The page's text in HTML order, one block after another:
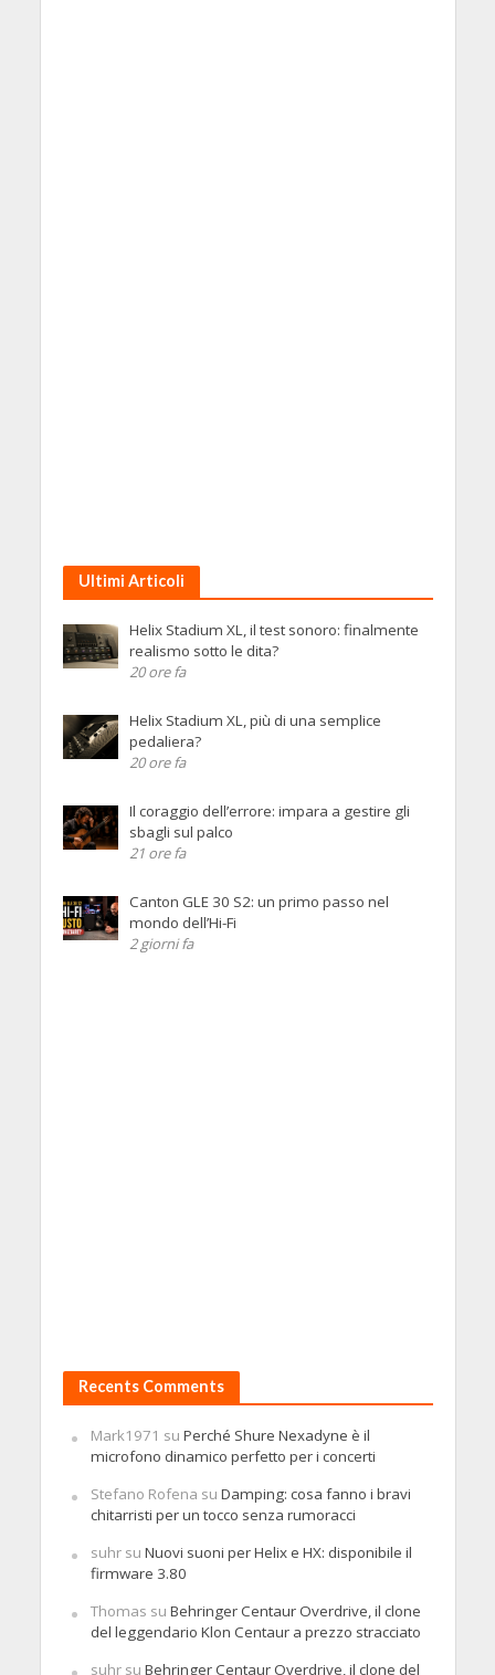
Ultimi Articoli
Helix Stadium XL, il test sonoro: finalmente
realismo sotto le dita?
20 ore fa
Helix Stadium XL, più di una semplice
pedaliera?
20 ore fa
Il coraggio dell’errore: impara a gestire gli
sbagli sul palco
21 ore fa
Canton GLE 30 S2: un primo passo nel
mondo dell’Hi-Fi
2 giorni fa
Recents Comments
Mark1971 su Perché Shure Nexadyne è il
microfono dinamico perfetto per i concerti
Stefano Rofena su Damping: cosa fanno i bravi
chitarristi per un tocco senza rumoracci
suhrsu Nuovi suoni per Helix e HX: disponibile il
firmware 3.80
Thomas su Behringer Centaur Overdrive, il clone
del leggendario Klon Centaur a prezzo stracciato
suhrsu Behringer Centaur Overdrive, il clone del